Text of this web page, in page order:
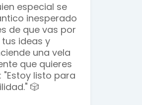
especial se
inesperado
de que vas por
ideas y
una vela
que quieres
listo para
🎲